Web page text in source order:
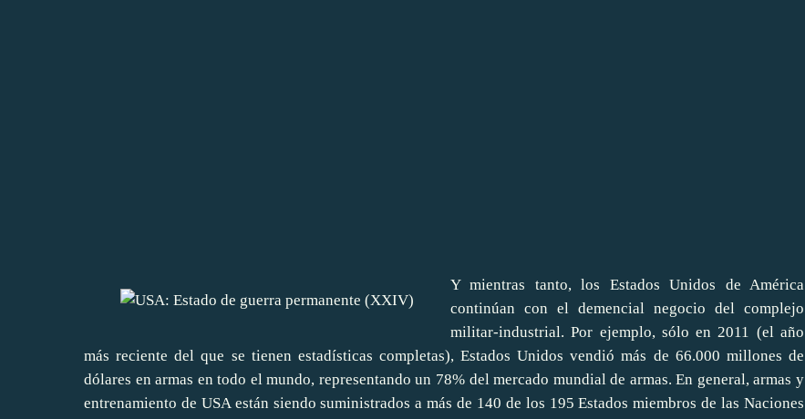
Y mientras tanto, los Estados Unidos de América
continúan con el demencial negocio del complejo
militar-industrial. Por ejemplo, sólo en 2011 (el año
más reciente del que se tienen estadísticas completas), Estados Unidos vendió más de 66.000 millones de
dólares en armas en todo el mundo, representando un 78% del mercado mundial de armas. En general, armas y
entrenamiento de USA están siendo suministrados a más de 140 de los 195 Estados miembros de las Naciones